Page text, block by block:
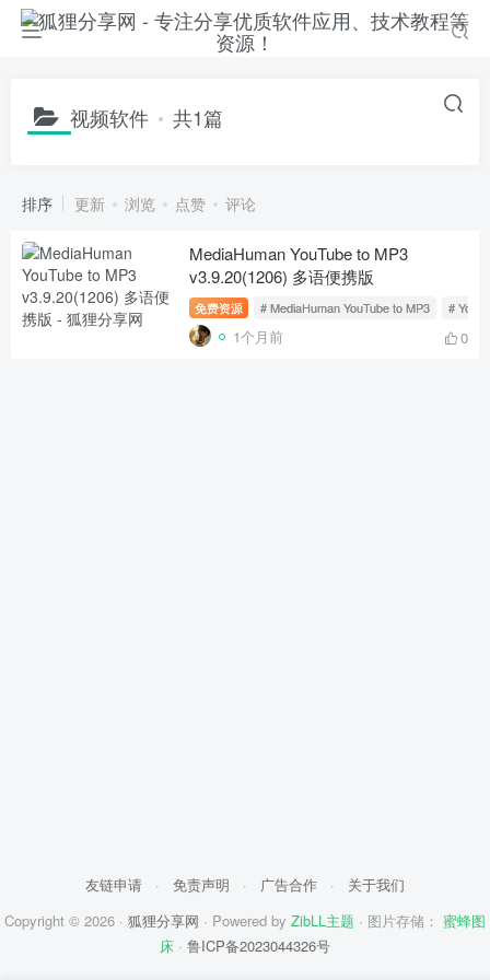
视频软件 共1篇
排序 更新 浏览 点赞 评论
MediaHuman YouTube to MP3
v3.9.20(1206) 多语便携版
免费资源 # MediaHuman YouTube to MP3 #
1个月前 0
友链申请 · 免责声明 · 广告合作 ·
关于我们
Copyright © 2026 · 狐狸分享网 · Powered by ZibLL主题 · 图片存储： 蜜蜂图
床 · 鲁ICP备2023044326号